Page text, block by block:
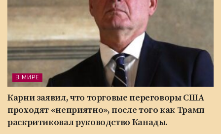
В МИРЕ
Карни заявил, что торговые переговоры США
проходят «неприятно», после того как Трамп
раскритиковал руководство Канады.